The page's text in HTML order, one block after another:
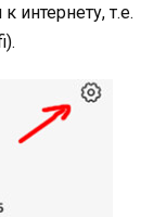
интернету, т.е.